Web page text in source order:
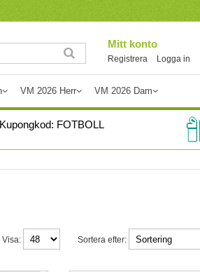
Mitt konto
Registrera Logga in
VM 2026 Herr VM 2026 Dam
FOTBOLL
Sortera efter:
Visa: